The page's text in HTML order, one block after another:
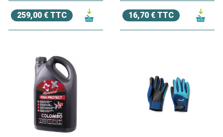
259,00 € TTC 16,70 € TTC